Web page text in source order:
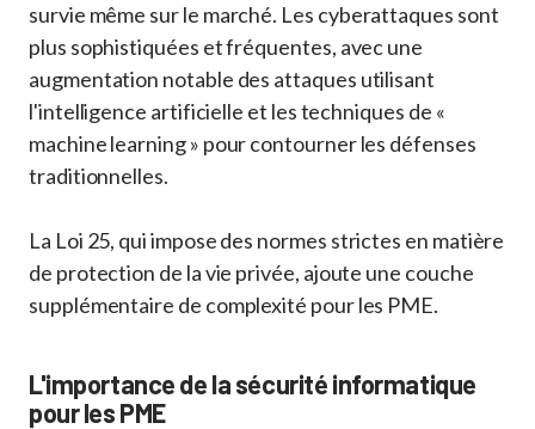
survie même sur le marché. Les cyberattaques sont
plus sophistiquées et fréquentes, avec une
augmentation notable des attaques utilisant
l'intelligence artificielle et les techniques de «
machine learning » pour contourner les défenses
traditionnelles.
La Loi 25, qui impose des normes strictes en matière
de protection de la vie privée, ajoute une couche
supplémentaire de complexité pour les PME.
L'importance de la sécurité informatique
pour les PME